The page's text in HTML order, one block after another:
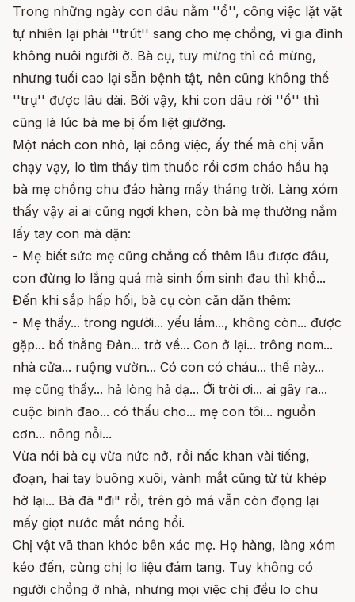
Trong những ngày con dâu nằm ''ổ'', công việc lặt vặt
tự nhiên lại phải ''trút'' sang cho mẹ chồng, vì gia đình
không nuôi người ở. Bà cụ, tuy mừng thì có mừng,
nhưng tuổi cao lại sẵn bệnh tật, nên cũng không thể
''trụ'' được lâu dài. Bởi vậy, khi con dâu rời ''ổ'' thì
cũng là lúc bà mẹ bị ốm liệt giường.
Một nách con nhỏ, lại công việc, ấy thế mà chị vẫn
chạy vạy, lo tìm thầy tìm thuốc rồi cơm cháo hầu hạ
bà mẹ chồng chu đáo hàng mấy tháng trời. Làng xóm
thấy vậy ai ai cũng ngợi khen, còn bà mẹ thường nắm
lấy tay con mà dặn:
- Mẹ biết sức mẹ cũng chẳng cố thêm lâu được đâu,
con đừng lo lắng quá mà sinh ốm sinh đau thì khổ...
Đến khi sắp hấp hối, bà cụ còn căn dặn thêm:
- Mẹ thấy... trong người... yếu lắm..., không còn... được
gặp... bố thằng Đản... trở về... Con ở lại... trông nom...
nhà cửa... ruộng vườn... Có con có cháu... thế này...
mẹ cũng thấy... hả lòng hả dạ... Ới trời ơi... ai gây ra...
cuộc binh đao... có thấu cho... mẹ con tôi... nguồn
cơn... nông nỗi...
Vừa nói bà cụ vừa nức nở, rồi nấc khan vài tiếng,
đoạn, hai tay buông xuôi, vành mắt cũng từ từ khép
hờ lại... Bà đã "đi" rồi, trên gò má vẫn còn đọng lại
mấy giọt nước mắt nóng hổi.
Chị vật vã than khóc bên xác mẹ. Họ hàng, làng xóm
kéo đến, cùng chị lo liệu đám tang. Tuy không có
người chồng ở nhà, nhưng mọi việc chị đều lo chu